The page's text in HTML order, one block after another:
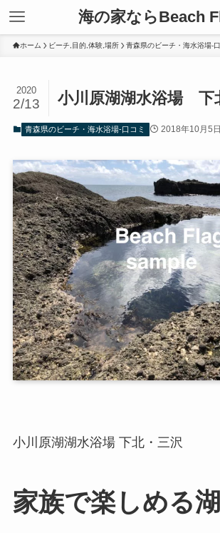
海の家ならBeach
ホーム ビーチ,目的,体験,場所 青森県のビーチ・海水浴場-
小川原湖湖水浴場 下
2020
2/13
青森県のビーチ・海水浴場-口コミ 2018年10月5日
小川原湖湖水浴場 下北・三沢
家族で楽しめる